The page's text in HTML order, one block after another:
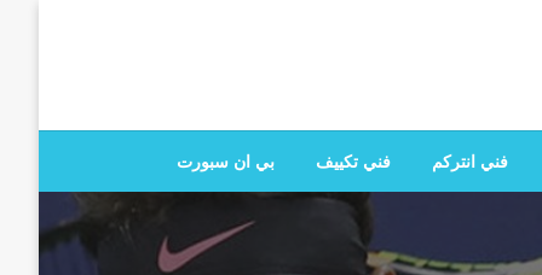
جميع الخدمات المنزلية في الكويت
فني انتركم فني تكييف بي ان سبورت